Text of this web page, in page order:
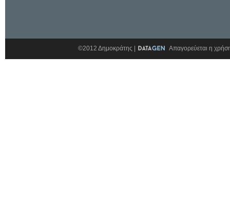
©2012 Δημοκράτης | Απαγορεύεται η